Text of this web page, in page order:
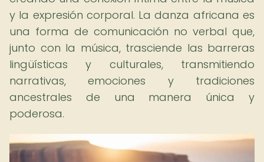
y la expresión corporal. La danza africana es
una forma de comunicación no verbal que,
junto con la música, trasciende las barreras
lingüísticas y culturales, transmitiendo
narrativas, emociones y tradiciones
ancestrales de una manera única y
poderosa.